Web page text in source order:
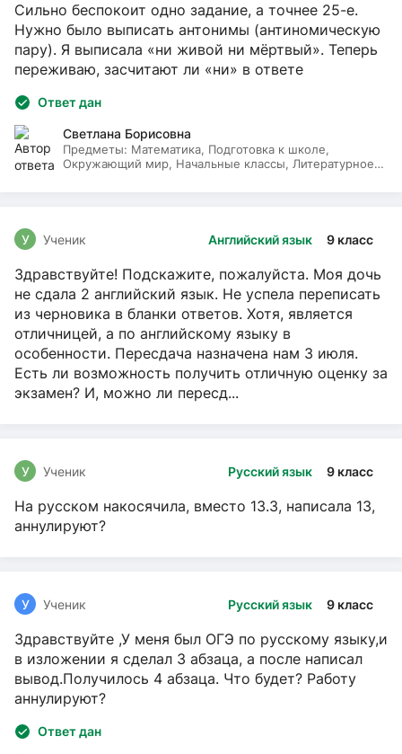
Сильно беспокоит одно задание, а точнее 25-е.
Нужно было выписать антонимы (антиномическую
пару). Я выписала «ни живой ни мёртвый». Теперь
переживаю, засчитают ли «ни» в ответе
Ответ дан
Светлана Борисовна
Предметы: Математика, Подготовка к школе,
Окружающий мир, Начальные классы, Литературное
Английский язык 9 класс
У Ученик
Здравствуйте! Подскажите, пожалуйста. Моя дочь
не сдала 2 английский язык. Не успела переписать
из черновика в бланки ответов. Хотя, является
отличницей, а по английскому языку в
особенности. Пересдача назначена нам 3 июля.
Есть ли возможность получить отличную оценку за
экзамен? И, можно ли пересд...
Русский язык 9 класс
У Ученик
На русском накосячила, вместо 13.3, написала 13,
аннулируют?
Русский язык 9 класс
У Ученик
Здравствуйте ,У меня был ОГЭ по русскому языку,и
в изложении я сделал 3 абзаца, а после написал
вывод.Получилось 4 абзаца. Что будет? Работу
аннулируют?
Ответ дан